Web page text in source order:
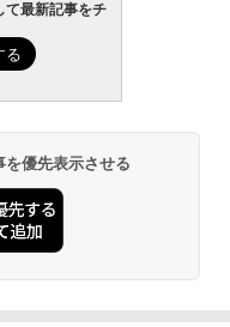
て最新記事をチ
優先表示させる